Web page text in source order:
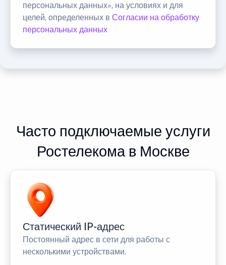
персональных данных», на условиях и для
целей, определенных в Согласии на обработку
персональных данных
Часто подключаемые услуги
Ростелекома в Москве
Статический IP-адрес
Постоянный адрес в сети для работы с
несколькими устройствами.